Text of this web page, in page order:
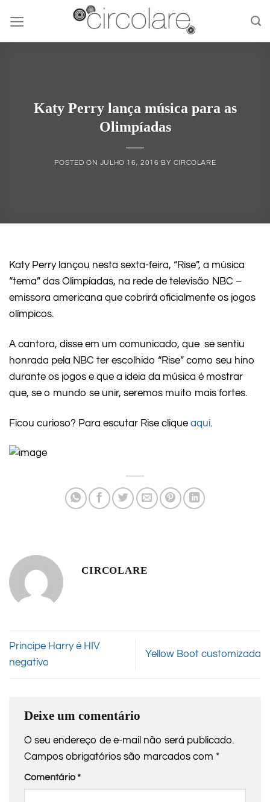
content
Katy Perry lança música para as
Olimpíadas
POSTED ON JULHO 16, 2016 BY CIRCOLARE
Katy Perry lançou nesta sexta-feira, “Rise”, a música
“tema” das Olimpíadas, na rede de televisão NBC –
emissora americana que cobrirá oficialmente os jogos
olímpicos.
A cantora, disse em um comunicado, que se sentiu
honrada pela NBC ter escolhido “Rise” como seu hino
durante os jogos e que a ideia da música é mostrar
que, se o mundo se unir, seremos muito mais fortes.
Ficou curioso? Para escutar Rise clique aqui.
CIRCOLARE
Principe Harry é HIV
negativo
Yellow Boot customizada
Deixe um comentário
O seu endereço de e-mail não será publicado.
Campos obrigatórios são marcados com *
Comentário*